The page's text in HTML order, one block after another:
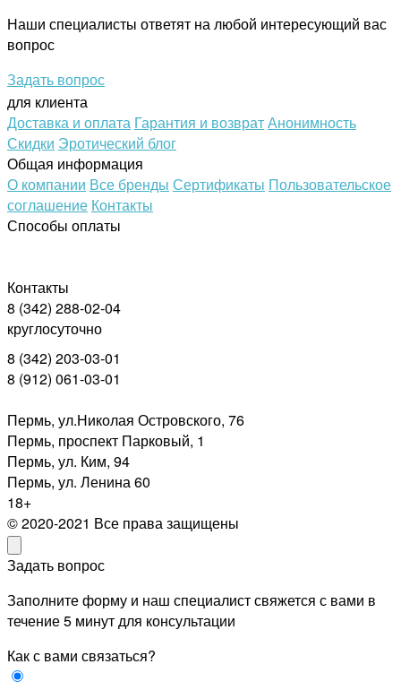
Наши специалисты ответят на любой интересующий вас
вопрос
Задать вопрос
для клиента
Доставка и оплата Гарантия и возвратАнонимность
Скидки Эротический блог
Общая информация
О компании Все бренды Сертификаты Пользовательское
соглашение Контакты
Способы оплаты
Контакты
8 (342) 288-02-04
круглосуточно
8 (342) 203-03-01
8 (912) 061-03-01
Пермь, ул.Николая Островского, 76
Пермь, проспект Парковый, 1
Пермь, ул. Ким, 94
Пермь, ул. Ленина 60
18+
© 2020-2021 Все права защищены
Задать вопрос
Заполните форму и наш специалист свяжется с вами в
течение 5 минут для консультации
Как с вами связаться?